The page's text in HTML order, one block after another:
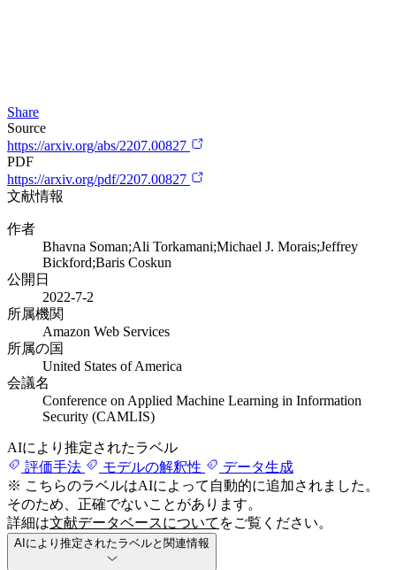
Share
Source
https://arxiv.org/abs/2207.00827
PDF
https://arxiv.org/pdf/2207.00827
文献情報
作者
Bhavna Soman;Ali Torkamani;Michael J. Morais;Jeffrey
Bickford;Baris Coskun
公開日
2022-7-2
所属機関
Amazon Web Services
所属の国
United States of America
会議名
Conference on Applied Machine Learning in Information
Security (CAMLIS)
AIにより推定されたラベル
評価手法
モデルの解釈性
データ生成
※ こちらのラベルはAIによって自動的に追加されました。
そのため、正確でないことがあります。
詳細は文献データベースについて をご覧ください。
AIにより推定されたラベルと関連情報